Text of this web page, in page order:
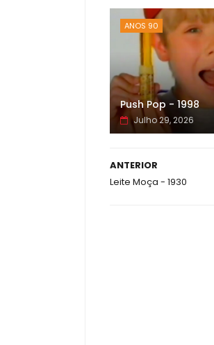
ANOS 90
Push Pop - 1998
Julho 29, 2026
ANTERIOR
Leite Moça - 1930